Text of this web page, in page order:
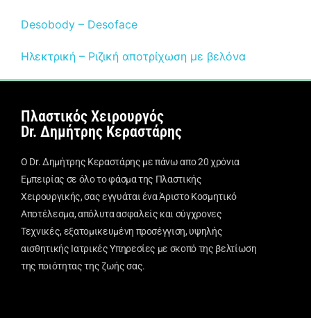
Desobody – Desoface
Ηλεκτρική – Ριζική αποτρίχωση με βελόνα
Πλαστικός Χειρουργός
Dr. Δημήτρης Κεραστάρης
Ο Dr. Δημήτρης Κεραστάρης με πάνω απο 20 χρόνια
Εμπειρίας σε όλο το φάσμα της Πλαστικής
Χειρουργικής, σας εγγυάται ένα Άριστο Κοσμητικό
Αποτέλεσμα, απόλυτα ασφαλείς και σύγχρονες
Τεχνικές, εξατομικευμένη προσέγγιση, υψηλής
αισθητικής Ιατρικές Υπηρεσίες με σκοπό της βελτίωση
της ποιότητας της ζωής σας.